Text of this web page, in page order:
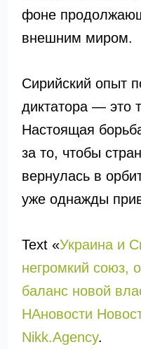
фоне
внешним миром.
Сирийский опыт
диктатора — это
Настоящая
за то, чтобы
вернулась в
уже однажды
Text «Украина и
негромкий союз,
баланс новой
НАновости
Nikk.Agency.